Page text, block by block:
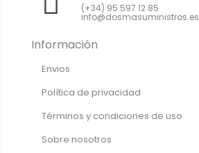
(+34) 95 597 12 85
info@dosmasuministros.es
Información
Envios
Política de privacidad
Términos y condiciones de uso
Sobre nosotros